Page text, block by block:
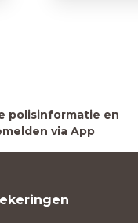
polisinformatie en
via App